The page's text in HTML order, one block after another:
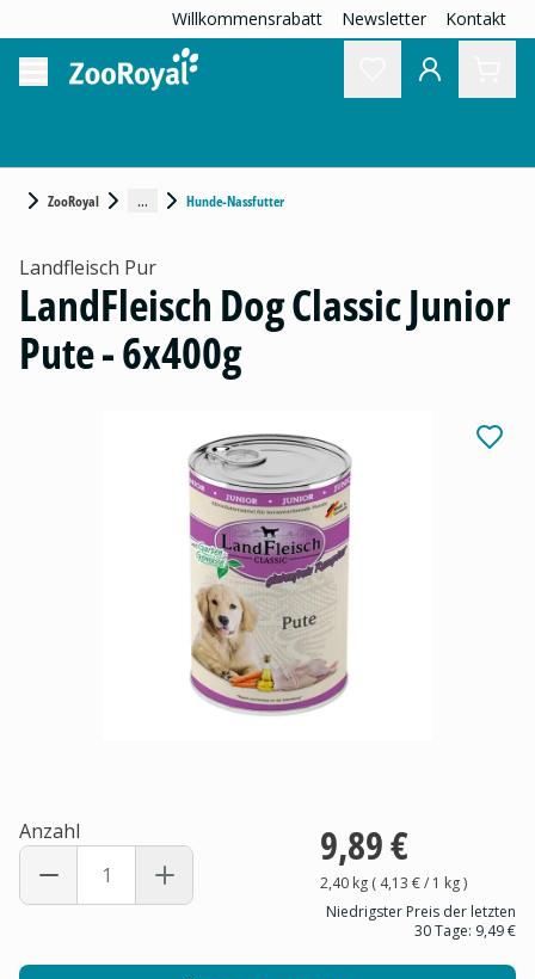
Willkommensrabatt Newsletter Kontakt
ZooRoyal ... Hunde-Nassfutter
Landfleisch Pur
LandFleisch Dog Classic Junior
Pute - 6x400g
Anzahl 9,89 €
2,40 kg( 4,13 €/ 1 kg)
Niedrigster Preis der letzten
30 Tage: 9,49 €